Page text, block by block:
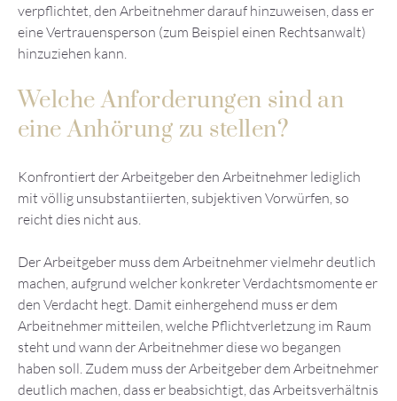
verpflichtet, den Arbeitnehmer darauf hinzuweisen, dass er
eine Vertrauensperson (zum Beispiel einen Rechtsanwalt)
hinzuziehen kann.
Welche Anforderungen sind an
eine Anhörung zu stellen?
Konfrontiert der Arbeitgeber den Arbeitnehmer lediglich
mit völlig unsubstantiierten, subjektiven Vorwürfen, so
reicht dies nicht aus.
Der Arbeitgeber muss dem Arbeitnehmer vielmehr deutlich
machen, aufgrund welcher konkreter Verdachtsmomente er
den Verdacht hegt. Damit einhergehend muss er dem
Arbeitnehmer mitteilen, welche Pflichtverletzung im Raum
steht und wann der Arbeitnehmer diese wo begangen
haben soll. Zudem muss der Arbeitgeber dem Arbeitnehmer
deutlich machen, dass er beabsichtigt, das Arbeitsverhältnis